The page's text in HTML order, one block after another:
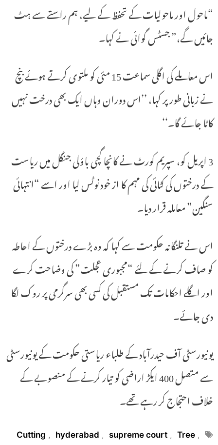
“ماحول اور ماحولیات کے تحفظ کے لیے، ہم راستے سے ہٹ
جائیں گے،” جسٹس گوائی نے کہا۔
اس معاملے کی اگلی سماعت 15 مئی کو ملتوی کرتے ہوئے بنچ
نے زبانی طور پر کہا، ’’اس دوران وہاں ایک بھی درخت نہیں
کاٹا جائے گا۔‘‘
3 اپریل کو، سپریم کورٹ نے کانچا گچی باؤلی جنگل میں ریاست
کے درختوں کی کٹائی کی مہم کا از خود نوٹس لیا اور اسے “انتہائی
سنگین” معاملہ قرار دیا۔
اس نے تلنگانہ حکومت سے کہا کہ وہ بڑے درختوں کے احاطہ
کو صاف کرنے کے لئے “مجبوری عجلت” کی وضاحت کرے
اور اگلے احکامات تک مستقبل کی کسی بھی سرگرمی پر روک لگا
دی جائے۔
یونیورسٹی آف حیدرآباد کے طلباء ریاستی حکومت کے یونیورسٹی
سے متصل 400 ایکڑ اراضی کو تیار کرنے کے منصوبے کے
خلاف احتجاج کر رہے تھے۔
Tags
Cutting , hyderabad , supreme court , Tree ,